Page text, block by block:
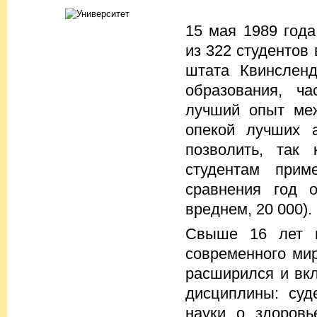
15 мая 1989
из 322
штата
образования,
лучший опыт
опекой лучших
позволить, так
студентам
сравнения год
вреднем, 20 000).
Свыше 16 лет
современного
расширился и
дисциплины:
науки о